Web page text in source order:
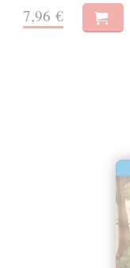
7,96 €